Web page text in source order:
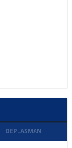
DEPLASMAN